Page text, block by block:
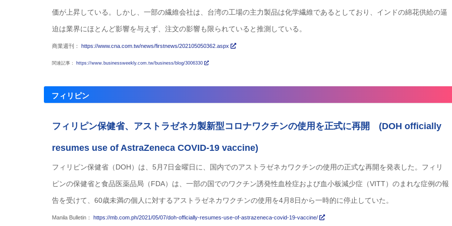
価が上昇している。しかし、一部の繊維会社は、台湾の工場の主力製品は化学繊維であるとしており、インドの綿花供給の逼
迫は業界にほとんど影響を与えず、注文の影響も限られていると推測している。
商業週刊： https://www.cna.com.tw/news/firstnews/202105050362.aspx
関連記事： https://www.businessweekly.com.tw/business/blog/3006330
フィリピン
フィリピン保健省、アストラゼネカ製新型コロナワクチンの使用を正式に再開 (DOH officially
resumes use of AstraZeneca COVID-19 vaccine)
フィリピン保健省（DOH）は、5月7日金曜日に、国内でのアストラゼネカワクチンの使用の正式な再開を発表した。フィリ
ピンの保健省と食品医薬品局（FDA）は、一部の国でのワクチン誘発性血栓症および血小板減少症（VITT）のまれな症例の報
告を受けて、60歳未満の個人に対するアストラゼネカワクチンの使用を4月8日から一時的に停止していた。
Manila Bulletin：https://mb.com.ph/2021/05/07/doh-officially-resumes-use-of-astrazeneca-covid-19-vaccine/